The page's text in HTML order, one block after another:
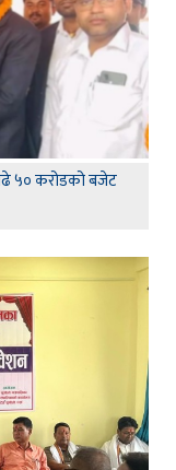
५० करोडको बजेट